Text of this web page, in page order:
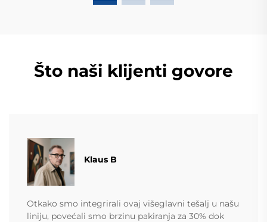
Što naši klijenti govore
Klaus B
Otkako smo integrirali ovaj višeglavni tešalj u našu
liniju, povećali smo brzinu pakiranja za 30% dok